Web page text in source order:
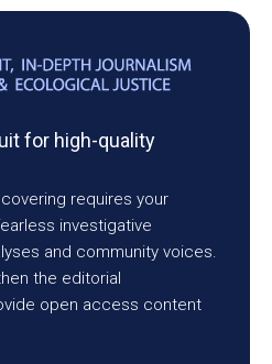
for high-quality
requires your
investigative
and community voices.
the editorial
open access content